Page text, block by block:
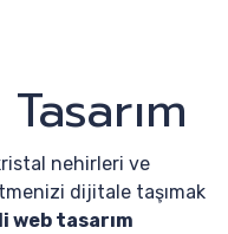
nehirleri ve
dijitale taşımak
web tasarım